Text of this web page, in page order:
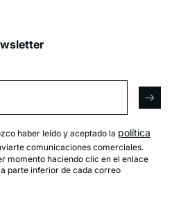
haber leído y aceptado la política
comunicaciones comerciales.
momento haciendo clic en el enlace
parte inferior de cada correo